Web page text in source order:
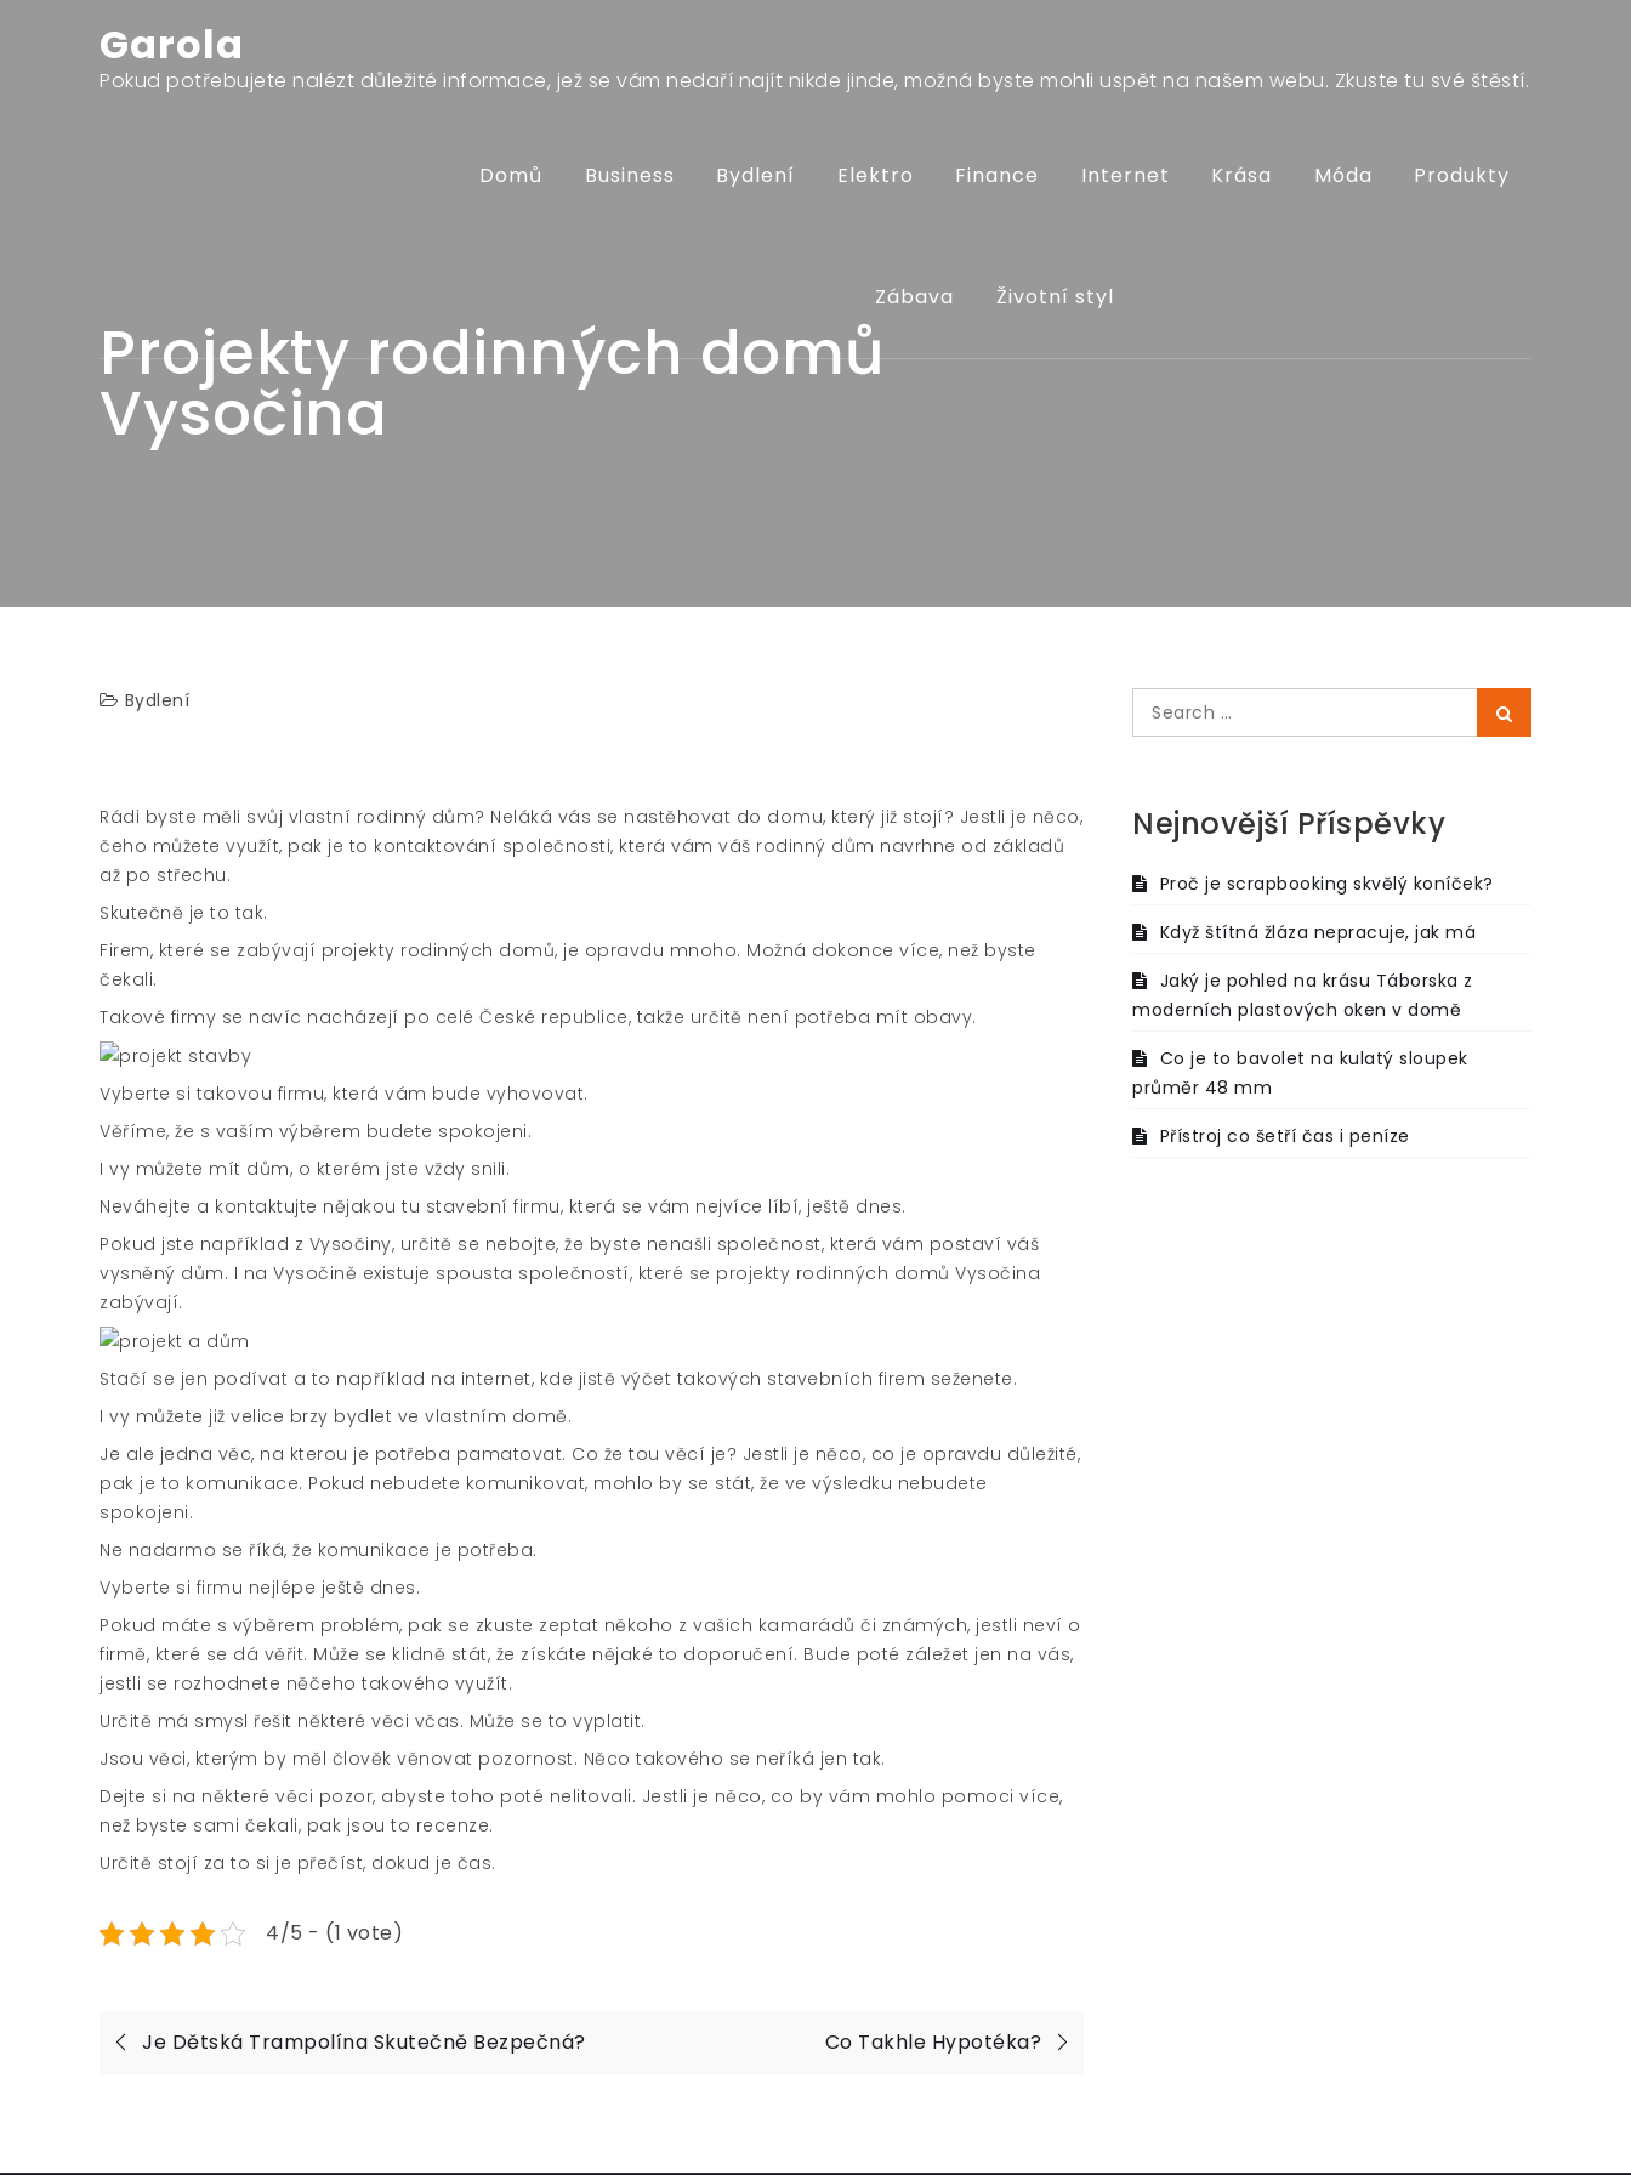
Garola
Pokud potřebujete nalézt důležité informace, jež se vám nedaří najít nikde jinde, možná byste mohli uspět na našem webu. Zkuste tu své štěstí.
Domů Business Bydlení Elektro Finance Internet Krása Móda Produkty
Zábava Životní styl
Projekty rodinných domů
Vysočina
Bydlení
Rádi byste měli svůj vlastní rodinný dům? Neláká vás se nastěhovat do domu, který již stojí? Jestli je něco,
čeho můžete využít, pak je to kontaktování společnosti, která vám váš rodinný dům navrhne od základů
až po střechu.
Skutečně je to tak.
Firem, které se zabývají projekty rodinných domů, je opravdu mnoho. Možná dokonce více, než byste
čekali.
Takové firmy se navíc nacházejí po celé České republice, takže určitě není potřeba mít obavy.
Vyberte si takovou firmu, která vám bude vyhovovat.
Věříme, že s vaším výběrem budete spokojeni.
I vy můžete mít dům, o kterém jste vždy snili.
Neváhejte a kontaktujte nějakou tu stavební firmu, která se vám nejvíce líbí, ještě dnes.
Pokud jste například z Vysočiny, určitě se nebojte, že byste nenašli společnost, která vám postaví váš
vysněný dům. I na Vysočině existuje spousta společností, které se projekty rodinných domů Vysočina
zabývají.
Stačí se jen podívat a to například na internet, kde jistě výčet takových stavebních firem seženete.
I vy můžete již velice brzy bydlet ve vlastním domě.
Je ale jedna věc, na kterou je potřeba pamatovat. Co že tou věcí je? Jestli je něco, co je opravdu důležité,
pak je to komunikace. Pokud nebudete komunikovat, mohlo by se stát, že ve výsledku nebudete
spokojeni.
Ne nadarmo se říká, že komunikace je potřeba.
Vyberte si firmu nejlépe ještě dnes.
Pokud máte s výběrem problém, pak se zkuste zeptat někoho z vašich kamarádů či známých, jestli neví o
firmě, které se dá věřit. Může se klidně stát, že získáte nějaké to doporučení. Bude poté záležet jen na vás,
jestli se rozhodnete něčeho takového využít.
Určitě má smysl řešit některé věci včas. Může se to vyplatit.
Jsou věci, kterým by měl člověk věnovat pozornost. Něco takového se neříká jen tak.
Dejte si na některé věci pozor, abyste toho poté nelitovali. Jestli je něco, co by vám mohlo pomoci více,
než byste sami čekali, pak jsou to recenze.
Určitě stojí za to si je přečíst, dokud je čas.
4/5 - (1 vote)
Navigace
Je Dětská Trampolína Skutečně Bezpečná? Co Takhle Hypotéka?
Search
for:
Nejnovější Příspěvky
Proč je scrapbooking skvělý koníček?
Když štítná žláza nepracuje, jak má
Jaký je pohled na krásu Táborska z
moderních plastových oken v domě
Co je to bavolet na kulatý sloupek
průměr 48 mm
Přístroj co šetří čas i peníze